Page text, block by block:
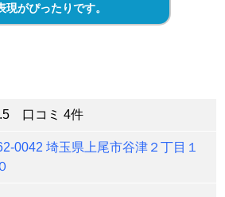
現がぴったりです。
口コミ 4件
0042 埼玉県上尾市谷津２丁目１